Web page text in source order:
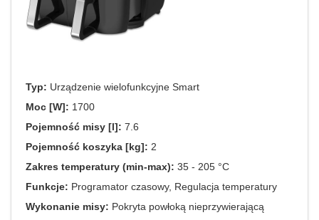
Typ: Urządzenie wielofunkcyjne Smart
Moc [W]: 1700
Pojemność misy [l]: 7.6
Pojemność koszyka [kg]: 2
Zakres temperatury (min-max): 35 - 205 °C
Funkcje: Programator czasowy, Regulacja temperatury
Wykonanie misy: Pokryta powłoką nieprzywierającą